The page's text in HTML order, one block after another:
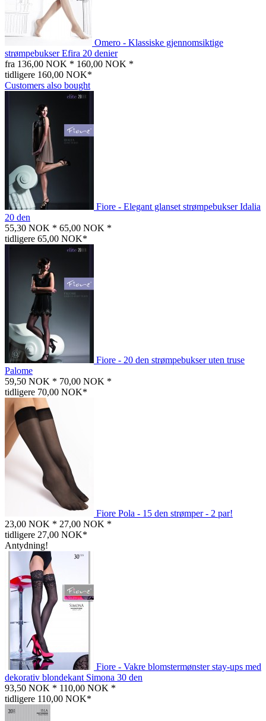
Omero - Klassiske gjennomsiktige
strømpebukser Efira 20 denier
fra 136,00 NOK * 160,00 NOK *
tidligere 160,00 NOK*
Customers also bought
Fiore - Elegant glanset strømpebukser Idalia
20 den
55,30 NOK * 65,00 NOK *
tidligere 65,00 NOK*
Fiore - 20 den strømpebukser uten truse
Palome
59,50 NOK * 70,00 NOK *
tidligere 70,00 NOK*
Fiore Pola - 15 den strømper - 2 par!
23,00 NOK * 27,00 NOK *
tidligere 27,00 NOK*
Antydning!
Fiore - Vakre blomstermønster stay-ups med
dekorativ blondekant Simona 30 den
93,50 NOK * 110,00 NOK *
tidligere 110,00 NOK*